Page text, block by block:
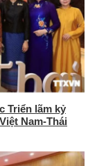
Triển lãm kỷ
Nam-Thái